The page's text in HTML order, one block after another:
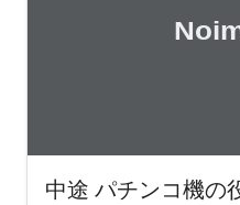
中途 パチンコ機の